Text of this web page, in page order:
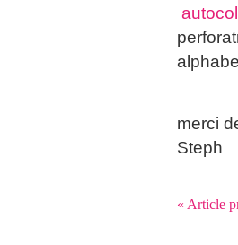
merci
Steph
« Article